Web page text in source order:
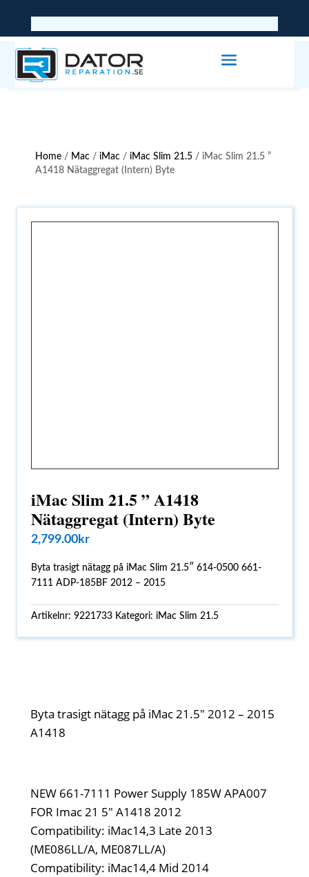
Home / Mac / iMac / iMac Slim 21.5 / iMac Slim 21.5 ”
A1418 Nätaggregat (Intern) Byte
iMac Slim 21.5 ” A1418
Nätaggregat (Intern) Byte
2,799.00kr
Byta trasigt nätagg på iMac Slim 21.5″ 614-0500 661-
7111 ADP-185BF 2012 – 2015
Artikelnr:9221733 Kategori:iMac Slim 21.5
Byta trasigt nätagg på iMac 21.5" 2012 – 2015
A1418
NEW 661-7111 Power Supply 185W APA007
FOR Imac 21 5" A1418 2012
Compatibility: iMac14,3 Late 2013
(ME086LL/A, ME087LL/A)
Compatibility: iMac14,4 Mid 2014